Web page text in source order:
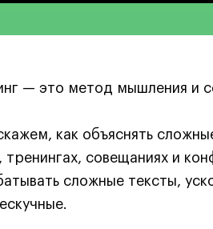
— это метод мышления и
как объяснять
тренингах, совещаниях и
сложные тексты,